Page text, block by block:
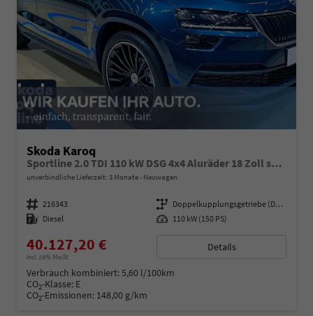
Skoda Karoq
Sportline 2.0 TDI 110 kW DSG 4x4 Aluräder 18 Zoll schwarz, Sonderfarbe Stahlgrau,Phone Box, Klimaauromatik,LED MATRIX, dynamische Blinkleuchten,Drive Mode Seledct, Kessy Full, Navigation, Sun Set,Rückkamera, PDC,LED , 4J. Grantie, Virt. Cockpit
unverbindliche Lieferzeit: 3 Monate Neuwagen
Fahrzeugnummer 216343 Getriebe
Doppelkupplungsgetriebe (DSG)
Kraftstoff Diesel Leistung 110 kW (150 PS)
40.127,20 €
incl. 19% MwSt.
Details
Verbrauch kombiniert:5,60 l/100km
CO2-Klasse: E
CO2-Emissionen: 148,00 g/km